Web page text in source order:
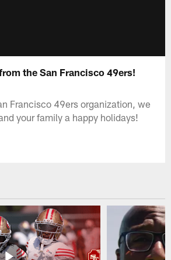
the San Francisco 49ers!
Francisco 49ers organization, we
your family a happy holidays!